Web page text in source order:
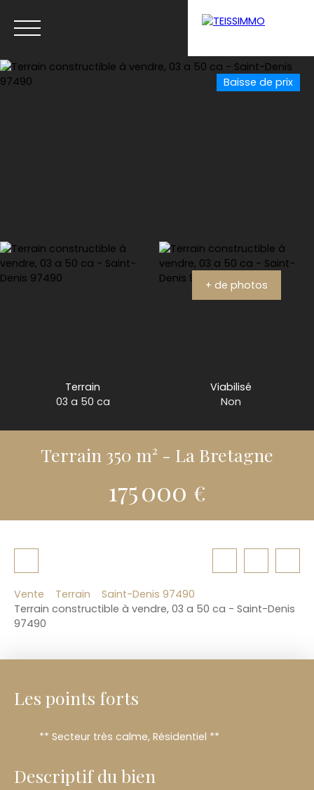
Baisse de prix
+ de photos
Terrain
03 a 50 ca
Viabilisé
Non
Terrain 350 m² - La Bretagne
175 000 €
Vente Terrain
Saint-Denis 97490
Terrain constructible à vendre, 03 a 50 ca - Saint-Denis
97490
Les points forts
** Secteur très calme, Résidentiel **
Descriptif du bien